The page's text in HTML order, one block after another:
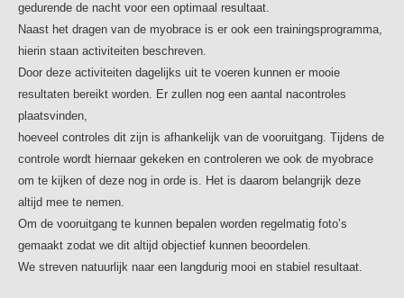
de tandenborstel en tandpasta, spoel deze daarna goed af
en berg hem op in
het beugelbakje. Gebruik nooit heet of kokend water,
hierdoor smelt de beugel.
Maak ook het beugelbakje regelmatig schoon om
onaangename geurtjes te voorkomen. Soms kunnen er op
de beugel blijvende witte plekjes
zitten die niet direct weggepoetst kunnen worden. Dit is
aanslag of tandsteen. Dit kan verwijderd worden door de
beugel in een glas te
leggen met een reinigingstablet. Natuurazijn met water
kan ook. Na ongeveer een half uur kan de beugel schoon
worden gepoetst met de
gedurende de nacht voor een optimaal resultaat.
Naast het dragen van de myobrace is er ook een trainingsprogramma,
hierin staan activiteiten beschreven.
Door deze activiteiten dagelijks uit te voeren kunnen er mooie
resultaten bereikt worden. Er zullen nog een aantal nacontroles
plaatsvinden,
hoeveel controles dit zijn is afhankelijk van de vooruitgang. Tijdens de
controle wordt hiernaar gekeken en controleren we ook de myobrace
om te kijken of deze nog in orde is. Het is daarom belangrijk deze
altijd mee te nemen.
Om de vooruitgang te kunnen bepalen worden regelmatig foto’s
gemaakt zodat we dit altijd objectief kunnen beoordelen.
We streven natuurlijk naar een langdurig mooi en stabiel resultaat.